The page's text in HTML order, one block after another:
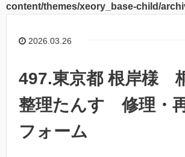
content/themes/xeory_base-child/
2026.03.26
497.東京都 根岸様
整理たんす 修理・
フォーム